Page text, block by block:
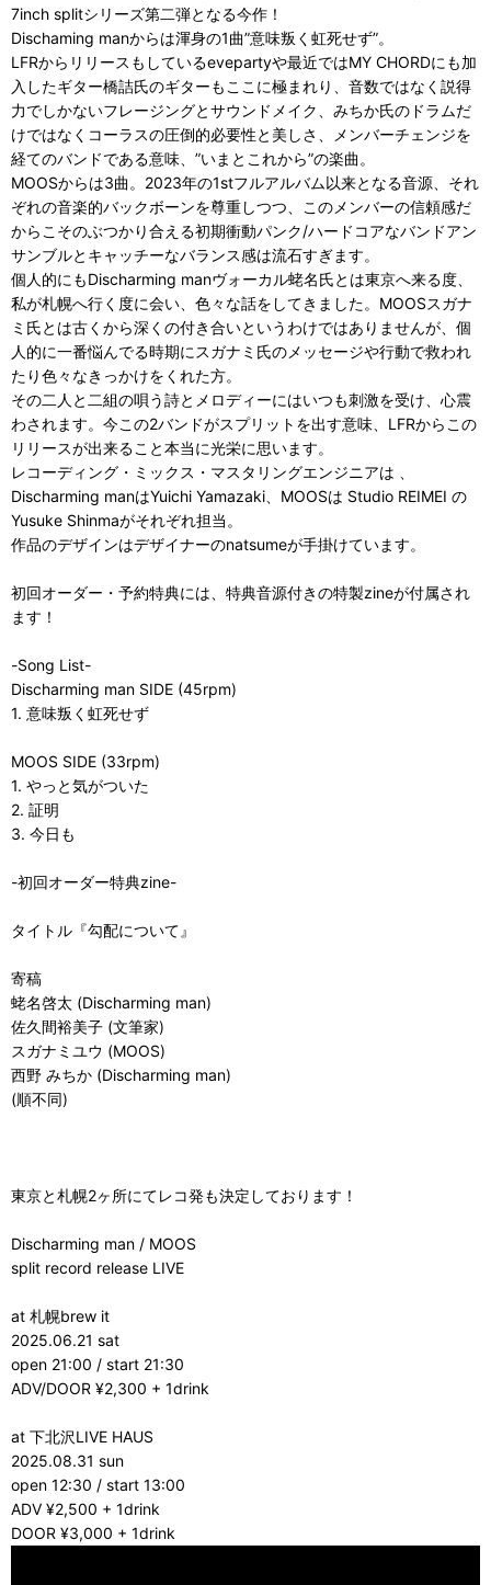
7inch splitシリーズ第二弾となる今作！
Dischaming manからは渾身の1曲”意味叛く虹死せず”。
LFRからリリースもしているevepartyや最近ではMY CHORDにも加
入したギター橋詰氏のギターもここに極まれり、音数ではなく説得
力でしかないフレージングとサウンドメイク、みちか氏のドラムだ
けではなくコーラスの圧倒的必要性と美しさ、メンバーチェンジを
経てのバンドである意味、”いまとこれから”の楽曲。
MOOSからは3曲。2023年の1stフルアルバム以来となる音源、それ
ぞれの音楽的バックボーンを尊重しつつ、このメンバーの信頼感だ
からこそのぶつかり合える初期衝動パンク/ハードコアなバンドアン
サンブルとキャッチーなバランス感は流石すぎます。
個人的にもDischarming manヴォーカル蛯名氏とは東京へ来る度、
私が札幌へ行く度に会い、色々な話をしてきました。MOOSスガナ
ミ氏とは古くから深くの付き合いというわけではありませんが、個
人的に一番悩んでる時期にスガナミ氏のメッセージや行動で救われ
たり色々なきっかけをくれた方。
その二人と二組の唄う詩とメロディーにはいつも刺激を受け、心震
わされます。今この2バンドがスプリットを出す意味、LFRからこの
リリースが出来ること本当に光栄に思います。
レコーディング・ミックス・マスタリングエンジニアは 、
Discharming manはYuichi Yamazaki、MOOSは Studio REIMEI の
Yusuke Shinmaがそれぞれ担当。
作品のデザインはデザイナーのnatsumeが手掛けています。
初回オーダー・予約特典には、特典音源付きの特製zineが付属され
ます！
-Song List-
Discharming man SIDE (45rpm)
1. 意味叛く虹死せず
MOOS SIDE (33rpm)
1. やっと気がついた
2. 証明
3. 今日も
-初回オーダー特典zine-
タイトル『勾配について』
寄稿
蛯名啓太 (Discharming man)
佐久間裕美子 (文筆家)
スガナミユウ (MOOS)
西野 みちか (Discharming man)
(順不同)
東京と札幌2ヶ所にてレコ発も決定しております！
Discharming man / MOOS
split record release LIVE
at 札幌brew it
2025.06.21 sat
open 21:00 / start 21:30
ADV/DOOR ¥2,300 + 1drink
at 下北沢LIVE HAUS
2025.08.31 sun
open 12:30 / start 13:00
ADV ¥2,500 + 1drink
DOOR ¥3,000 + 1drink